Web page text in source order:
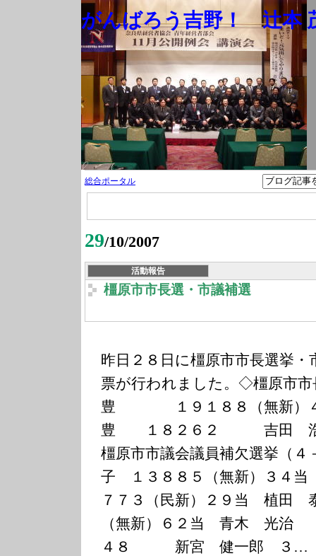
がんばろう吉野！ 辻本
総合ポータル
29/10/2007
活動報告
橿原市市長選・市議補選
昨日２８日に橿原市市長選挙・
票が行われました。◇橿原
豊 １９１８８（無新
豊 １８２６２ 吉田
橿原市市議会議員補欠選挙（
子 １３８８５（無新）３
７７３（民新）２９当 植
（無新）６２当 青木 光
４８ 新宮 健一郎 ３…